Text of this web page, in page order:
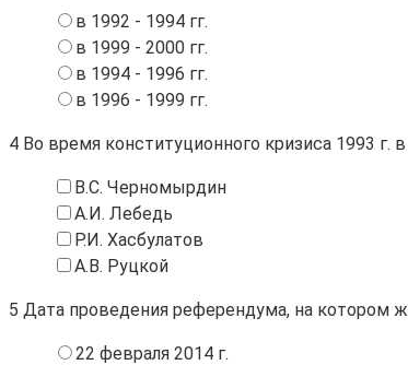
в 1992 - 1994 гг.
в 1999 - 2000 гг.
в 1994 - 1996 гг.
в 1996 - 1999 гг.
4 Во время конституционного кризиса 1993 г.
В.С. Черномырдин
А.И. Лебедь
Р.И. Хасбулатов
А.В. Руцкой
5 Дата проведения референдума, на котором
22 февраля 2014 г.